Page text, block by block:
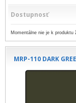
Dostupnosť
Momentálne nie je k produktu
MRP-110 DARK